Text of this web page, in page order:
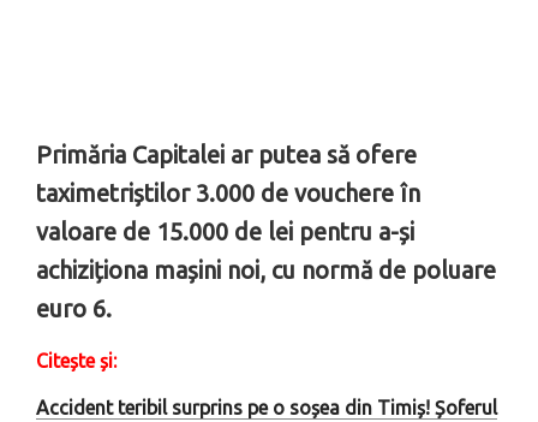
Primăria Capitalei ar putea să ofere
taximetriștilor 3.000 de vouchere în
valoare de 15.000 de lei pentru a-și
achiziționa mașini noi, cu normă de poluare
euro 6.
Citește și:
Accident teribil surprins pe o soșea din Timiș! Șoferul